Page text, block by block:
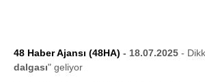
48 Haber Ajansı (48HA) - 18.07.2025 -
dalgası" geliyor